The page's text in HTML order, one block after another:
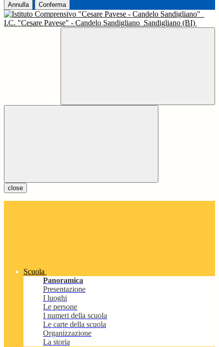
Annulla Conferma
I.C. "Cesare Pavese" - Candelo Sandigliano Sandigliano (BI)
close
Scuola
Panoramica
Presentazione
I luoghi
Le persone
I numeri della scuola
Le carte della scuola
Organizzazione
La storia